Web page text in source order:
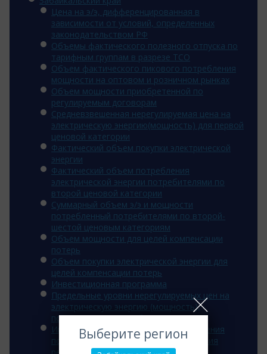
Выберите регион
Цена на э/э, дифференцированная в
зависимости от условий, определенных
законодательством РФ
Объемы фактического полезного отпуска по
тарифным группам в разрезе ТСО
Объем фактического пикового потребления
мощности на оптовом и розничном рынках
Объем мощности приобретенной по
регулируемым договорам
Средневзвешенная нерегулируемая цена на
электрическую энергию(мощность) для первой
ценовой категории
Фактический объем покупки электрической
энергии
Фактический объем потребления
электрической энергии потребителями по
второй ценовой категории
Суммарный объем э/э и мощности
потребленный потребителями по второй-
шестой ценовым категориям
Объем мощности для целей компенсации
потерь
Объем покупки электрической энергии для
целей компенсации потерь
Инвестиционная программа
Предельные уровни нерегулируемых цен на
электрическую энергию (мощность),
поставляемую потребителям
Информация об основаниях для введения
полного и (или) частичного ограничения